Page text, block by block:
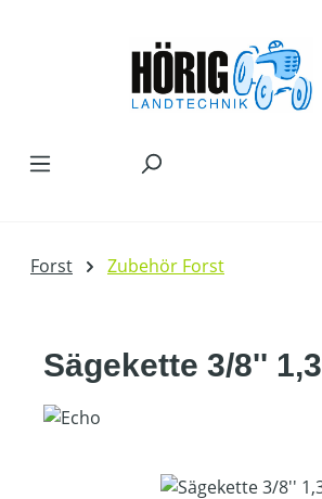
Forst Zubehör Forst
Sägekette 3/8'' 1,3
Bildergalerie überspringen